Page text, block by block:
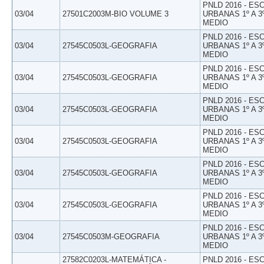
03/04 27501C2003M-BIO VOLUME 3
PNLD 2016 -
URBANAS 1º A
MEDIO
03/04 27545C0503L-GEOGRAFIA
PNLD 2016 -
URBANAS 1º A
MEDIO
03/04 27545C0503L-GEOGRAFIA
PNLD 2016 -
URBANAS 1º A
MEDIO
03/04 27545C0503L-GEOGRAFIA
PNLD 2016 -
URBANAS 1º A
MEDIO
03/04 27545C0503L-GEOGRAFIA
PNLD 2016 -
URBANAS 1º A
MEDIO
03/04 27545C0503L-GEOGRAFIA
PNLD 2016 -
URBANAS 1º A
MEDIO
03/04 27545C0503L-GEOGRAFIA
PNLD 2016 -
URBANAS 1º A
MEDIO
03/04 27545C0503M-GEOGRAFIA
PNLD 2016 -
URBANAS 1º A
MEDIO
27582C0203L-MATEMÁTICA -
PNLD 2016 -